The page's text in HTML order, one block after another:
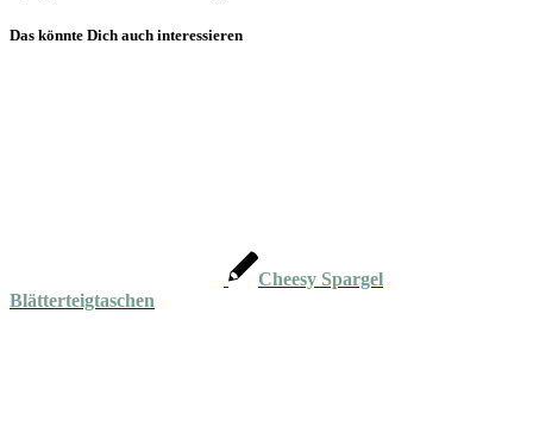
Das könnte Dich auch interessieren
Cheesy Spargel
Blätterteigtaschen